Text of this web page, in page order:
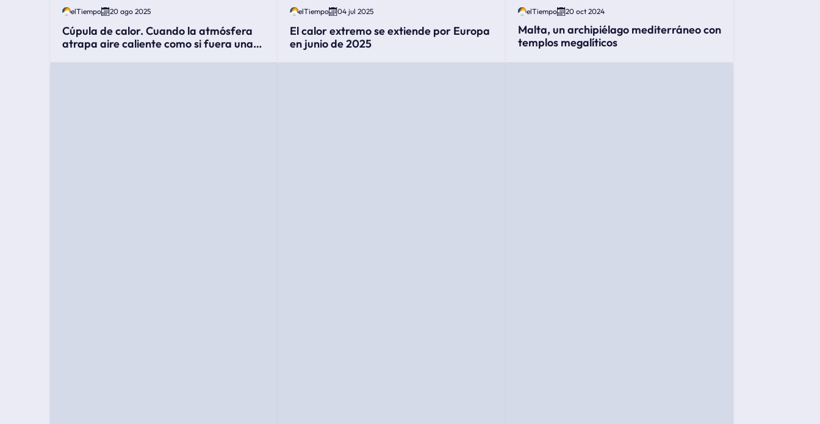
elTiempo 20 ago 2025
Cúpula de calor. Cuando la atmósfera
atrapa aire caliente como si fuera una
elTiempo 04 jul 2025
El calor extremo se extiende por Europa
en junio de 2025
elTiempo 20 oct 2024
Malta, un archipiélago mediterráneo con
templos megalíticos